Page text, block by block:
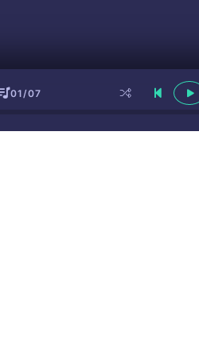
01/07